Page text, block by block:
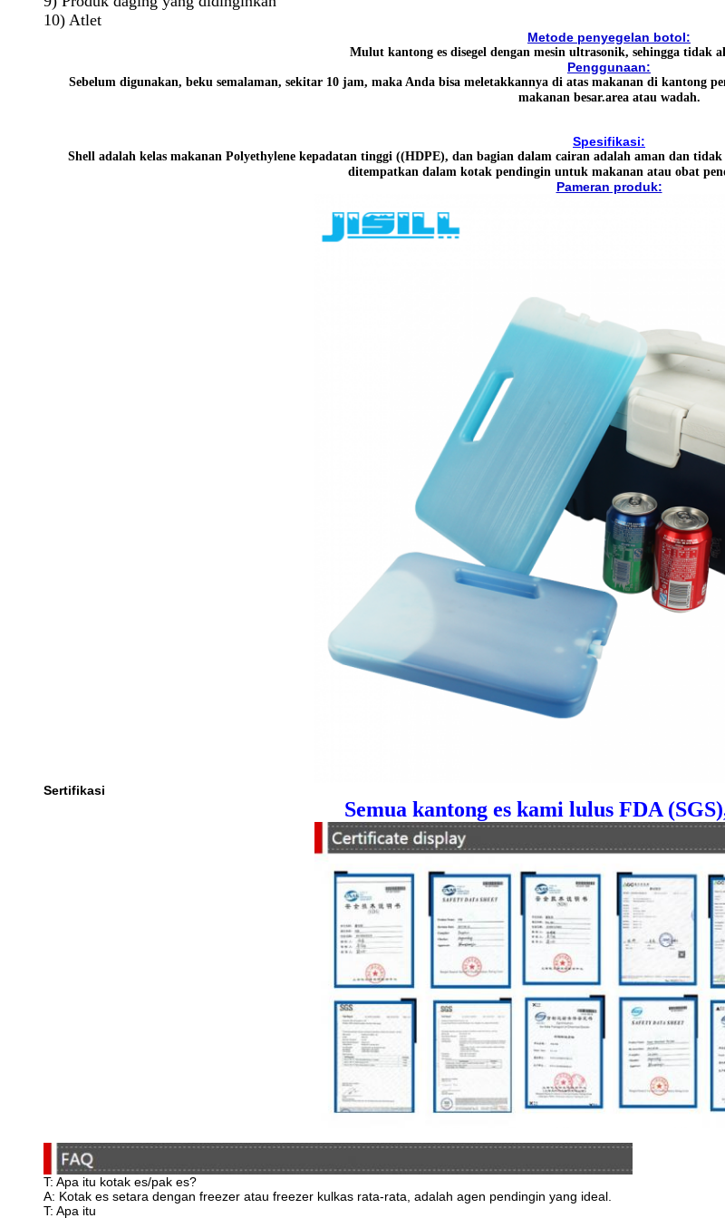
10) Atlet
Metode penyegelan botol:
Mulut kantong es disegel dengan mesin ultrasonik, sehingga tidak
Penggunaan:
Sebelum digunakan, beku semalaman, sekitar 10 jam, maka Anda bisa meletakkannya di atas makanan di kantong
makanan besar.area atau wadah.
Spesifikasi:
Shell adalah kelas makanan Polyethylene kepadatan tinggi ((HDPE), dan bagian dalam cairan adalah aman dan
ditempatkan dalam kotak pendingin untuk makanan atau obat
Pameran produk:
Sertifikasi
Semua kantong es kami lulus FDA
T: Apa itu kotak es/pak es?
A: Kotak es setara dengan freezer atau freezer kulkas rata-rata, adalah agen pendingin yang ideal.
T: Apa itu